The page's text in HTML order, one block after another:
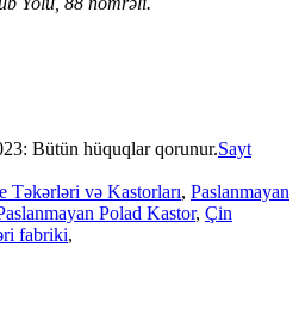
Bütün hüquqlar qorunur.Sayt
Təkərləri və Kastorları, Paslanmayan
Polad Kastor, Çin
fabriki,